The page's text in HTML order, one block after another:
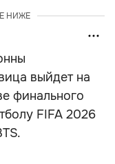
НИЖЕ
выйдет на
финального
FIFA 2026